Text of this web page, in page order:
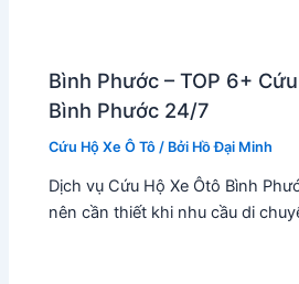
Bình Phước – TOP 6+
Bình Phước 24/7
Cứu Hộ Xe Ô Tô / Bởi Hồ Đại Minh
Dịch vụ Cứu Hộ Xe Ôtô Bình
nên cần thiết khi nhu cầu di